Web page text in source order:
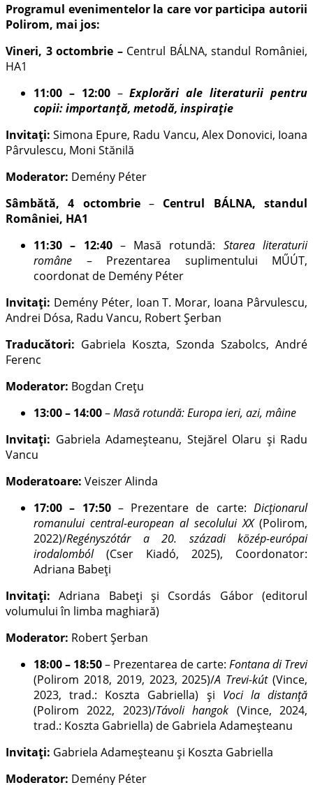
Programul evenimentelor la care vor participa autorii
Polirom, mai jos:
Vineri, 3 octombrie – Centrul BÁLNA, standul României,
HA1
11:00 – 12:00–Explorări ale literaturii pentru
copii: importanță, metodă, inspirație
Invitați: Simona Epure, Radu Vancu, Alex Donovici, Ioana
Pârvulescu, Moni Stănilă
Moderator: Demény Péter
Sâmbătă, 4 octombrie – Centrul BÁLNA, standul
României, HA1
11:30 – 12:40– Masă rotundă: Starea literaturii
române – Prezentarea suplimentului MŰÚT,
coordonat de Demény Péter
Invitați: Demény Péter, Ioan T. Morar, Ioana Pârvulescu,
Andrei Dósa, Radu Vancu, Robert Șerban
Traducători: Gabriela Koszta, Szonda Szabolcs, André
Ferenc
Moderator: Bogdan Crețu
13:00 – 14:00–Masă rotundă: Europa ieri, azi, mâine
Invitați: Gabriela Adameșteanu, Stejărel Olaru și Radu
Vancu
Moderatoare: Veiszer Alinda
17:00 – 17:50– Prezentare de carte:Dicționarul
romanului central-european al secolului XX(Polirom,
2022)/Regényszótár a 20. századi közép-európai
irodalomból(Cser Kiadó, 2025), Coordonator:
Adriana Babeți
Invitați: Adriana Babeți și Csordás Gábor (editorul
volumului în limba maghiară)
Moderator: Robert Șerban
18:00 – 18:50– Prezentarea de carte: Fontana di Trevi
(Polirom 2018, 2019, 2023, 2025)/A Trevi-kút(Vince,
2023, trad.: Koszta Gabriella) și Voci la distanță
(Polirom 2022, 2023)/Távoli hangok (Vince, 2024,
trad.: Koszta Gabriella) de Gabriela Adameșteanu
Invitați: Gabriela Adameșteanu și Koszta Gabriella
Moderator: Demény Péter